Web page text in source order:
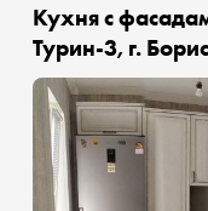
Кухня с
Турин-3, г.